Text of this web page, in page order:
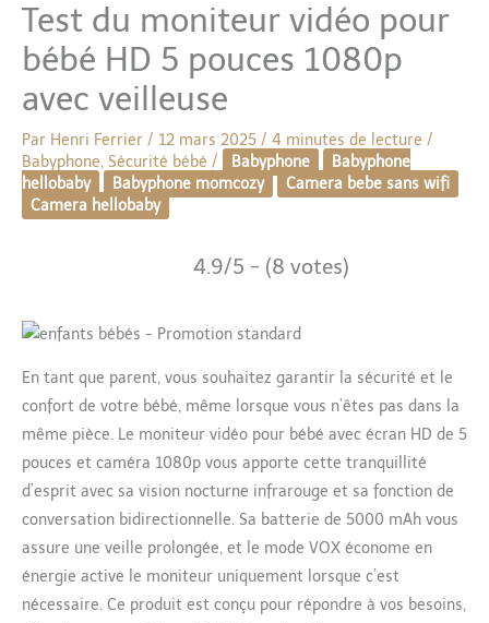
Test du moniteur vidéo pour
bébé HD 5 pouces 1080p
avec veilleuse
Par Henri Ferrier / 12 mars 2025 / 4 minutes de lecture /
Babyphone, Sécurité bébé / Babyphone
Babyphone
hellobaby
Babyphone momcozy
Camera bebe sans wifi
Camera hellobaby
4.9/5 - (8 votes)
En tant que parent, vous souhaitez garantir la sécurité et le
confort de votre bébé, même lorsque vous n’êtes pas dans la
même pièce. Le moniteur vidéo pour bébé avec écran HD de 5
pouces et caméra 1080p vous apporte cette tranquillité
d’esprit avec sa vision nocturne infrarouge et sa fonction de
conversation bidirectionnelle. Sa batterie de 5000 mAh vous
assure une veille prolongée, et le mode VOX économe en
énergie active le moniteur uniquement lorsque c’est
nécessaire. Ce produit est conçu pour répondre à vos besoins,